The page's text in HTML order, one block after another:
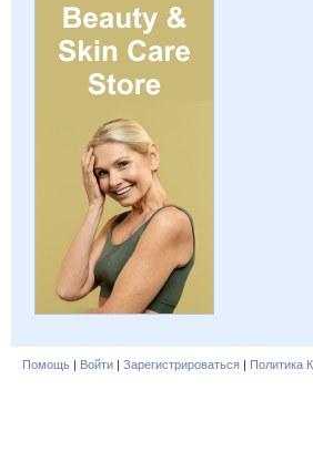
Помощь | Войти | Зарегистрироваться | Политика